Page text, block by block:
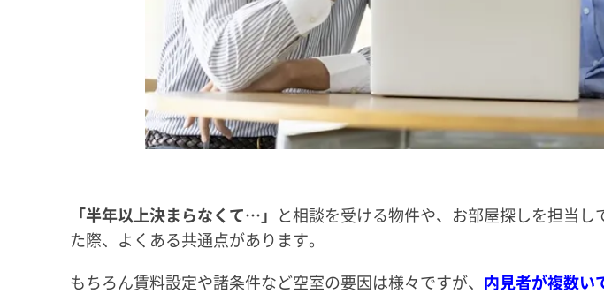
「半年以上決まらなくて…」 と相談を受ける物件や、お部屋探しを担当
た際、よくある共通点があります。
もちろん賃料設定や諸条件など空室の要因は様々ですが、 内見者が複数い